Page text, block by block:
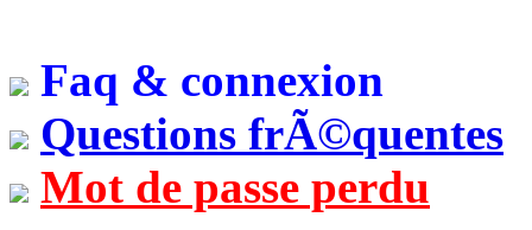
Faq & connexion
Questions frÃ©quentes
Mot de passe perdu